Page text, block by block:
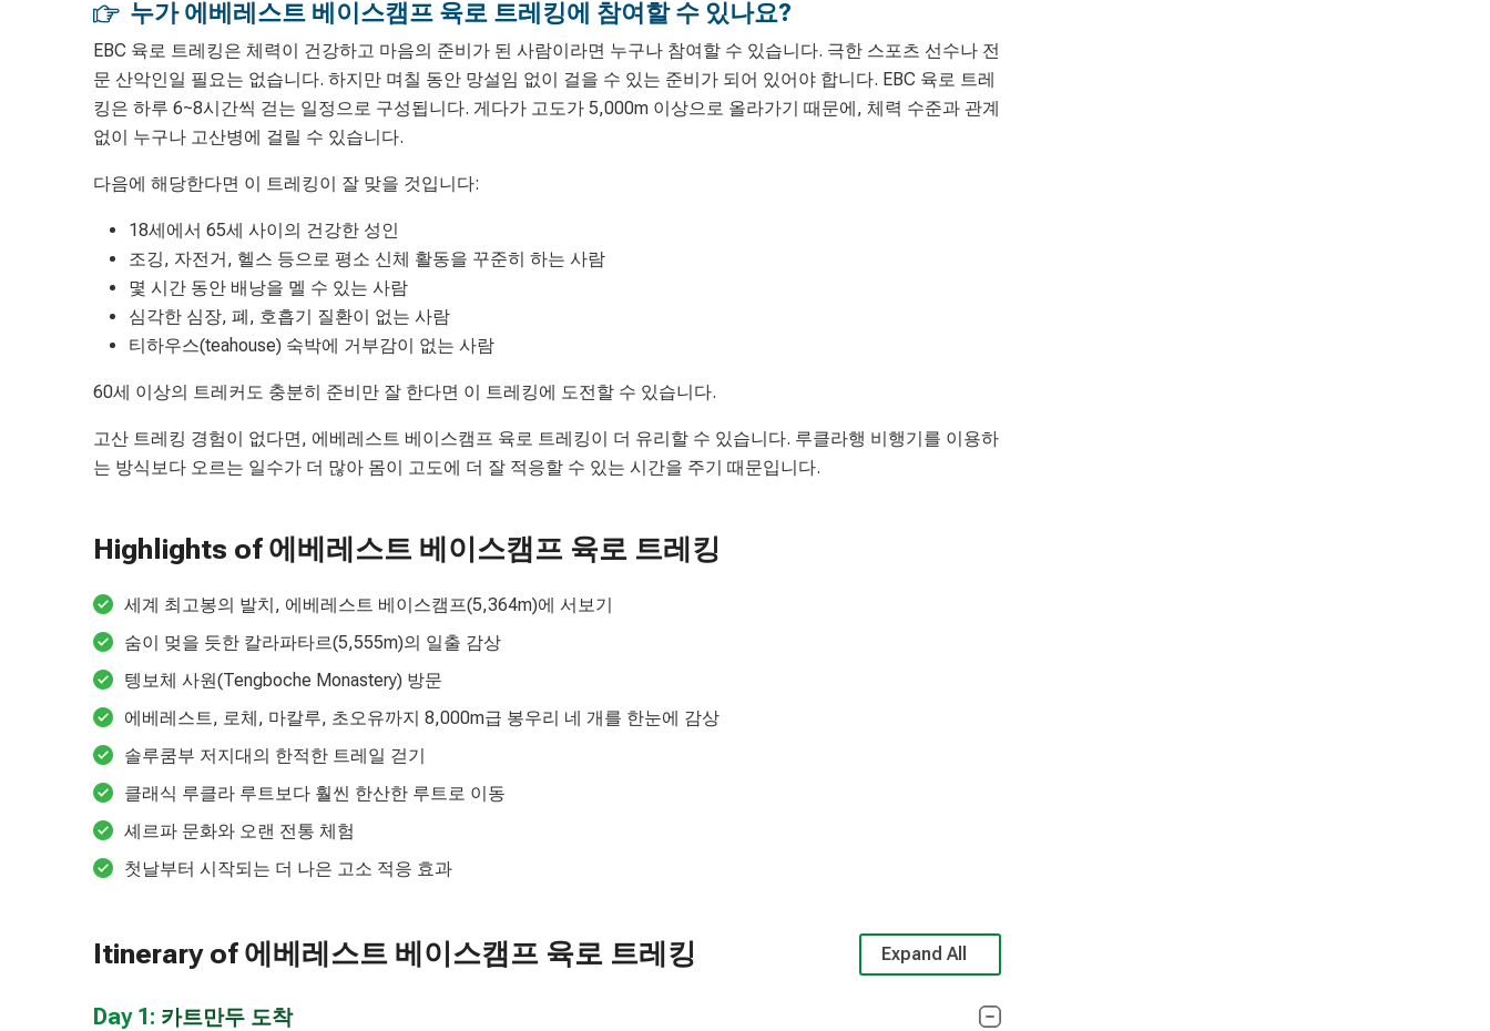
누가 에베레스트 베이스캠프 육로 트레킹에 참여할 수 있나요?
EBC 육로 트레킹은 체력이 건강하고 마음의 준비가 된 사람이라면 누구나 참여할 수 있습니다. 극한 스포츠 선수나 전
문 산악인일 필요는 없습니다. 하지만 며칠 동안 망설임 없이 걸을 수 있는 준비가 되어 있어야 합니다. EBC 육로 트레
킹은 하루 6~8시간씩 걷는 일정으로 구성됩니다. 게다가 고도가 5,000m 이상으로 올라가기 때문에, 체력 수준과 관계
없이 누구나 고산병에 걸릴 수 있습니다.
다음에 해당한다면 이 트레킹이 잘 맞을 것입니다:
18세에서 65세 사이의 건강한 성인
조깅, 자전거, 헬스 등으로 평소 신체 활동을 꾸준히 하는 사람
몇 시간 동안 배낭을 멜 수 있는 사람
심각한 심장, 폐, 호흡기 질환이 없는 사람
티하우스(teahouse) 숙박에 거부감이 없는 사람
60세 이상의 트레커도 충분히 준비만 잘 한다면 이 트레킹에 도전할 수 있습니다.
고산 트레킹 경험이 없다면, 에베레스트 베이스캠프 육로 트레킹이 더 유리할 수 있습니다. 루클라행 비행기를 이용하
는 방식보다 오르는 일수가 더 많아 몸이 고도에 더 잘 적응할 수 있는 시간을 주기 때문입니다.
Highlights of 에베레스트 베이스캠프 육로 트레킹
세계 최고봉의 발치, 에베레스트 베이스캠프(5,364m)에 서보기
숨이 멎을 듯한 칼라파타르(5,555m)의 일출 감상
텡보체 사원(Tengboche Monastery) 방문
에베레스트, 로체, 마칼루, 초오유까지 8,000m급 봉우리 네 개를 한눈에 감상
솔루쿰부 저지대의 한적한 트레일 걷기
클래식 루클라 루트보다 훨씬 한산한 루트로 이동
셰르파 문화와 오랜 전통 체험
첫날부터 시작되는 더 나은 고소 적응 효과
Itinerary of 에베레스트 베이스캠프 육로 트레킹 Expand All
Day 1: 카트만두 도착